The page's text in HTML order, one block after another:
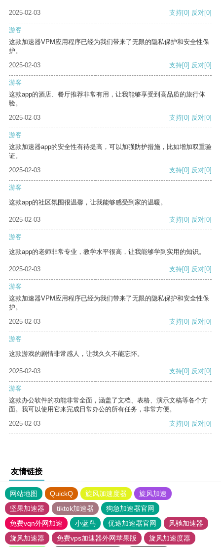
2025-02-03 支持[0] 反对[0]
游客
这款加速器VPM应用程序已经为我们带来了无限的隐私保护和安全性保
护。
2025-02-03
支持[0] 反对[0]
游客
这款app的酒店、餐厅推荐非常有用，让我能够享受到高品质的旅行体
验。
2025-02-03
支持[0] 反对[0]
游客
这款加速器app的安全性有待提高，可以加强防护措施，比如增加双重验
证。
2025-02-03
支持[0] 反对[0]
游客
这款app的社区氛围很温馨，让我能够感受到家的温暖。
2025-02-03 支持[0] 反对[0]
游客
这款app的老师非常专业，教学水平很高，让我能够学到实用的知识。
2025-02-03 支持[0] 反对[0]
游客
这款加速器VPM应用程序已经为我们带来了无限的隐私保护和安全性保
护。
2025-02-03
支持[0] 反对[0]
游客
这款游戏的剧情非常感人，让我久久不能忘怀。
2025-02-03 支持[0] 反对[0]
游客
这款办公软件的功能非常全面，涵盖了文档、表格、演示文稿等各个方
面。我可以使用它来完成日常办公的所有任务，非常方便。
2025-02-03
支持[0] 反对[0]
友情链接
网站地图 QuickQ 旋风加速度器
旋风加速
坚果加速器
tiktok加速器
狗急加速器官网
免费vqn外网加速
小蓝鸟 优途加速器官网
风驰加速器
旋风加速器
免费vps加速器外网苹果版 旋风加速度器